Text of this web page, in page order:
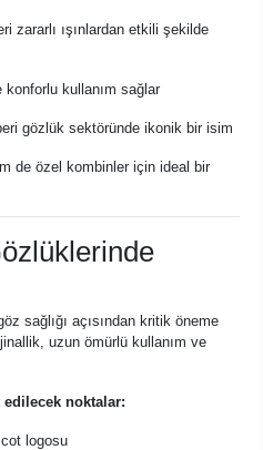
zararlı ışınlardan etkili şekilde
konforlu kullanım sağlar
gözlük sektöründe ikonik bir isim
de özel kombinler için ideal bir
sağlığı açısından kritik öneme
uzun ömürlü kullanım ve
noktalar:
logosu